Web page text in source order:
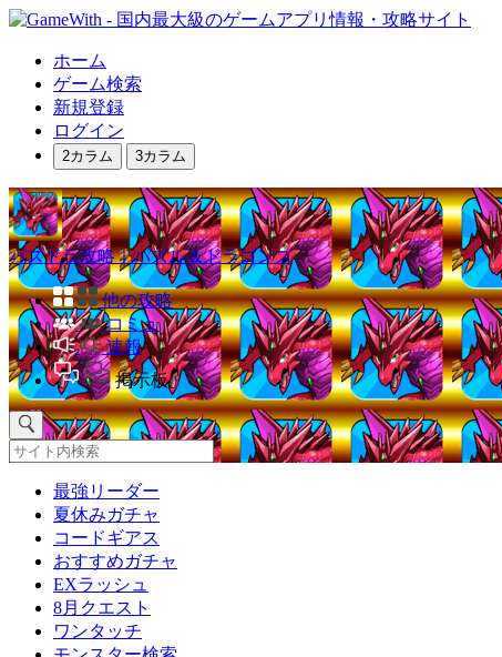
ホーム
ゲーム検索
新規登録
ログイン
2カラム 3カラム
パズドラ攻略｜パズル＆ドラゴンズ
他の攻略
コミュ
速報
掲示板
最強リーダー
夏休みガチャ
コードギアス
おすすめガチャ
EXラッシュ
8月クエスト
ワンタッチ